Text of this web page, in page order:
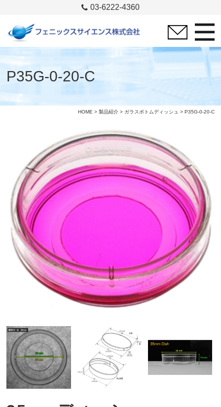
03-6222-4360
P35G-0-20-C
HOME > 製品紹介> ガラスボトムディッシュ > P35G-0-20-C